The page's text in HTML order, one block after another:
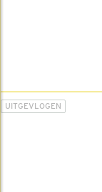
UITGEVLOGEN